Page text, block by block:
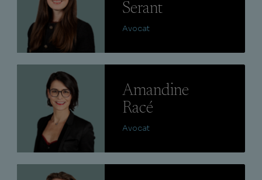
Serant
Avocat
Amandine
Racé
Avocat